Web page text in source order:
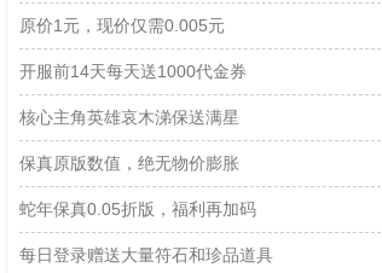
原价1元，现价仅需0.005元
开服前14天每天送1000代金券
核心主角英雄哀木涕保送满星
保真原版数值，绝无物价膨胀
蛇年保真0.05折版，福利再加码
每日登录赠送大量符石和珍品道具